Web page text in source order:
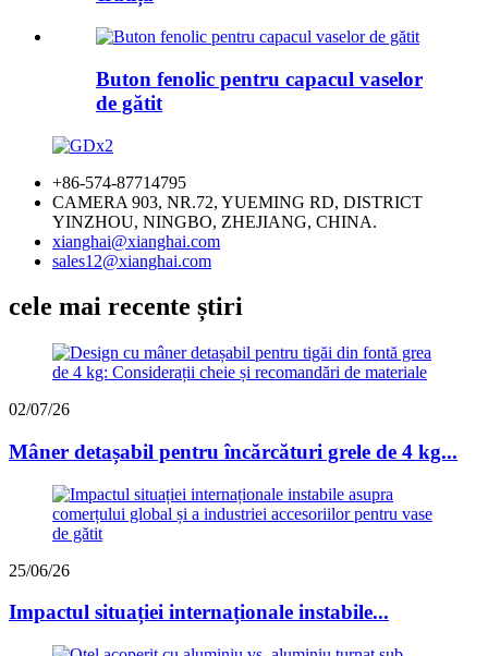
Buton fenolic pentru capacul vaselor
de gătit
+86-574-87714795
CAMERA 903, NR.72, YUEMING RD, DISTRICT
YINZHOU, NINGBO, ZHEJIANG, CHINA.
xianghai@xianghai.com
sales12@xianghai.com
cele mai recente știri
02/07/26
Mâner detașabil pentru încărcături grele de 4 kg...
25/06/26
Impactul situației internaționale instabile...